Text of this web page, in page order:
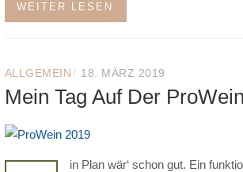
WEITER LESEN
ALLGEMEIN / 18. MÄRZ 2019
Mein Tag Auf Der
in Plan wär‘ schon gut. Ein